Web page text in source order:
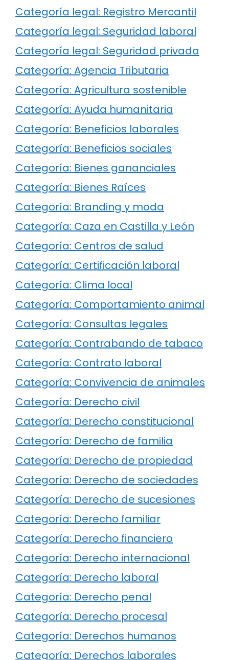
Categoría legal: Registro Mercantil
Categoría legal: Seguridad laboral
Categoría legal: Seguridad privada
Categoría: Agencia Tributaria
Categoría: Agricultura sostenible
Categoría: Ayuda humanitaria
Categoría: Beneficios laborales
Categoría: Beneficios sociales
Categoría: Bienes gananciales
Categoría: Bienes Raíces
Categoría: Branding y moda
Categoría: Caza en Castilla y León
Categoría: Centros de salud
Categoría: Certificación laboral
Categoría: Clima local
Categoría: Comportamiento animal
Categoría: Consultas legales
Categoría: Contrabando de tabaco
Categoría: Contrato laboral
Categoría: Convivencia de animales
Categoría: Derecho civil
Categoría: Derecho constitucional
Categoría: Derecho de familia
Categoría: Derecho de propiedad
Categoría: Derecho de sociedades
Categoría: Derecho de sucesiones
Categoría: Derecho familiar
Categoría: Derecho financiero
Categoría: Derecho internacional
Categoría: Derecho laboral
Categoría: Derecho penal
Categoría: Derecho procesal
Categoría: Derechos humanos
Categoría: Derechos laborales